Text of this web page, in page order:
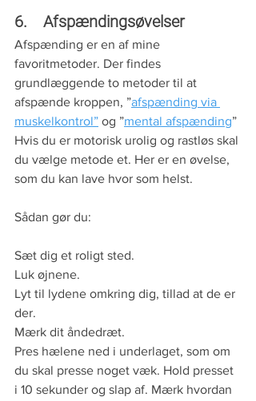
6.    Afspændingsøvelser
Afspænding er en af mine
favoritmetoder. Der findes
grundlæggende to metoder til at
afspænde kroppen, ”afspænding via
muskelkontrol” og ”mental afspænding”
Hvis du er motorisk urolig og rastløs skal
du vælge metode et. Her er en øvelse,
som du kan lave hvor som helst.
Sådan gør du:
Sæt dig et roligt sted.
Luk øjnene.
Lyt til lydene omkring dig, tillad at de er
der.
Mærk dit åndedræt.
Pres hælene ned i underlaget, som om
du skal presse noget væk. Hold presset
i 10 sekunder og slap af. Mærk hvordan